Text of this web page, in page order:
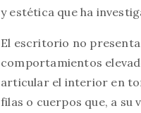
y estética que ha
El escritorio no
comportamientos
articular el interior en
filas o cuerpos que, a su